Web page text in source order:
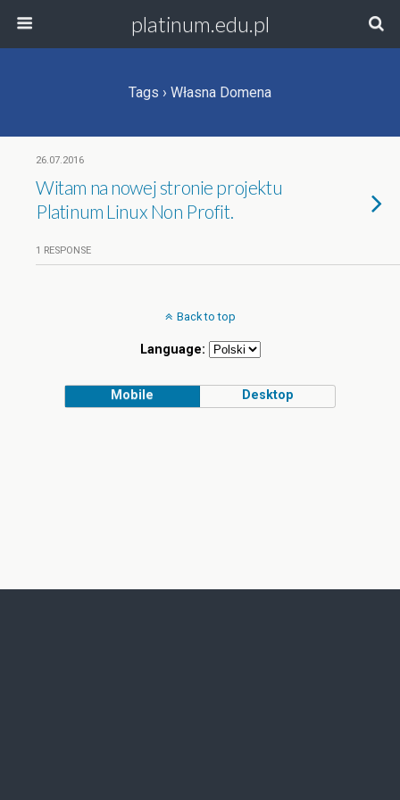
platinum.edu.pl
Tags › Własna Domena
26.07.2016
Witam na nowej stronie projektu
Platinum Linux Non Profit.
1 RESPONSE
Back to top
Language:
Mobile Desktop